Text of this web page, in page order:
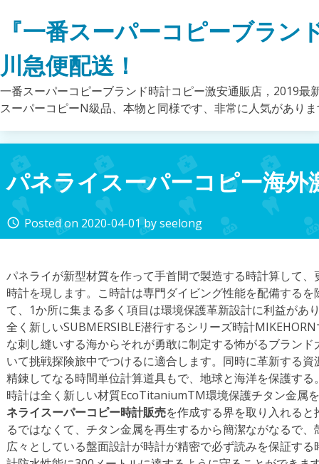
『一番スーパーコピーブラ
川急便配送！
一番スーパーコピーブランド時計コピー激安通販店，2019
スーパーコピーN級品、本物と同様です、非常に人気があり
パネライスーパーコピー海外
access_time Posted on 2020-04-01byseelong
パネライが新型材質を作って手首間で製造する時計算して
時計を現します。こ時計は専門ダイビング性能を配備する
て、1か所に集まる多く項目は環境保護革新設計に利益があ
全く新しいSUBMERSIBLE潜行するシリーズ時計
な刺し縫いする海からそれが勇敢に制定する怖がるブラン
いて挑戦探険旅中でつけるに適合します。同時に革新する
精錬してなる時間単位計算道具もで、地球と海洋を保護する
時計は全く新しい材質EcoTitaniumTM環境保護チタン金属
ネライスーパーコピー時計販売を作成する界を取り入れる
るではなくて、チタン金属を再生するから簡潔ながなるで
広々としている盤面設計が時計が精密で必ず読みを保証す